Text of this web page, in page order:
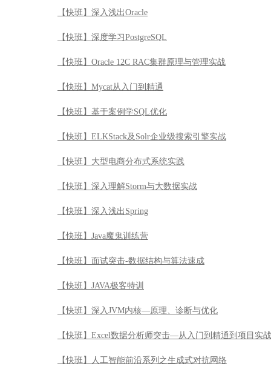
【快班】深入浅出Oracle
【快班】深度学习PostgreSQL
【快班】Oracle 12C RAC集群原理与管理实战
【快班】Mycat从入门到精通
【快班】基于案例学SQL优化
【快班】ELKStack及Solr企业级搜索引擎实战
【快班】大型电商分布式系统实践
【快班】深入理解Storm与大数据实战
【快班】深入浅出Spring
【快班】Java魔鬼训练营
【快班】面试突击-数据结构与算法速成
【快班】JAVA极客特训
【快班】深入JVM内核—原理、诊断与优化
【快班】Excel数据分析师突击—从入门到精通到项目实战
【快班】人工智能前沿系列之生成式对抗网络